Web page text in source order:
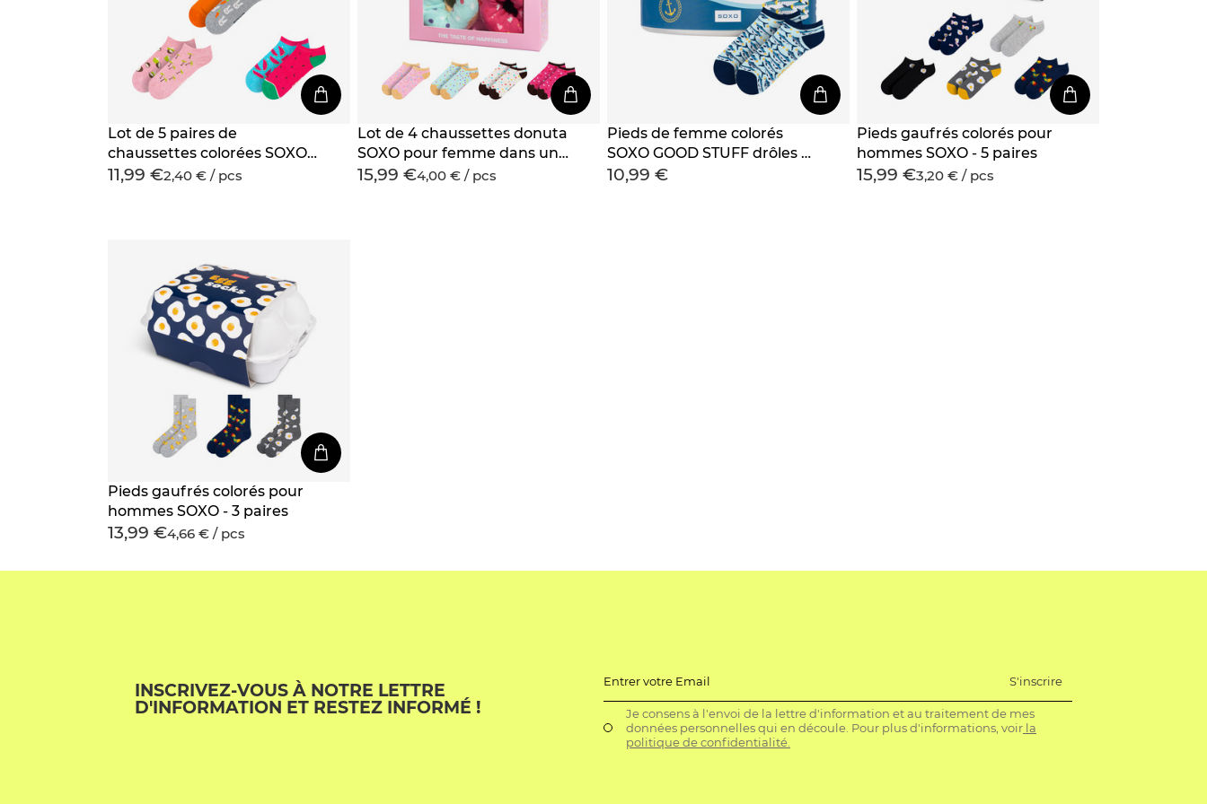
Lot de 5 paires de
chaussettes colorées SOXO
pour femmes
11,99 €2,40 € / pcs
Lot de 4 chaussettes donuta
SOXO pour femme dans une
boîte
15,99 €4,00 € / pcs
Pieds de femme colorés
SOXO GOOD STUFF drôles de
sardines dans une boîte
10,99 €
Pieds gaufrés colorés pour
hommes SOXO - 5 paires
15,99 €3,20 € / pcs
Pieds gaufrés colorés pour
hommes SOXO - 3 paires
13,99 €4,66 € / pcs
INSCRIVEZ-VOUS À NOTRE LETTRE
D'INFORMATION ET RESTEZ INFORMÉ !
Entrer votre Email S'inscrire
Je consens à l'envoi de la lettre d'information et au traitement de mes
données personnelles qui en découle. Pour plus d'informations, voir la
politique de confidentialité.